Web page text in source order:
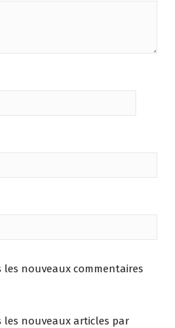
les nouveaux commentaires
les nouveaux articles par